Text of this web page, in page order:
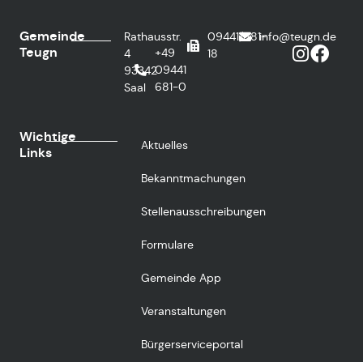
Gemeinde
Teugn
Rathausstr.
4
93342
Saal
+49
09441
681-0
09441/681-
18
info@teugn.de
Wichtige
Links
Aktuelles
Bekanntmachungen
Stellenausschreibungen
Formulare
Gemeinde App
Veranstaltungen
Bürgerserviceportal